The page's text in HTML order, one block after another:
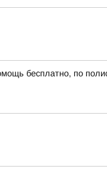
бесплатно, по